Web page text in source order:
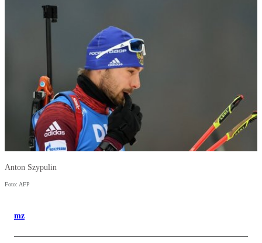
Anton Szypulin
Foto: AFP
mz